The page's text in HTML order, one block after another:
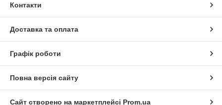
Контакти
Доставка та оплата
Графік роботи
Повна версія сайту
Сайт створено на маркетплейсі Prom.ua